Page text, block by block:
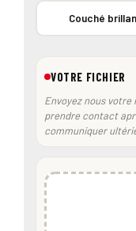
Couché
VOTRE FICHIER
Envoyez nous
prendre contact
communiquer